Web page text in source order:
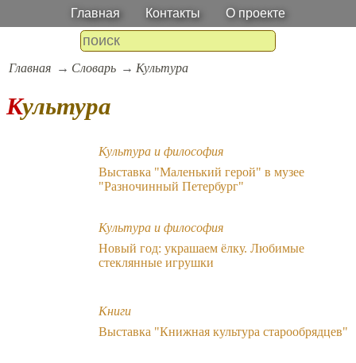
Главная Контакты О проекте
Главная Словарь Культура
Культура
Культура и философия
Выставка "Маленький герой" в музее
"Разночинный Петербург"
Культура и философия
Новый год: украшаем ёлку. Любимые
стеклянные игрушки
Книги
Выставка "Книжная культура старообрядцев"